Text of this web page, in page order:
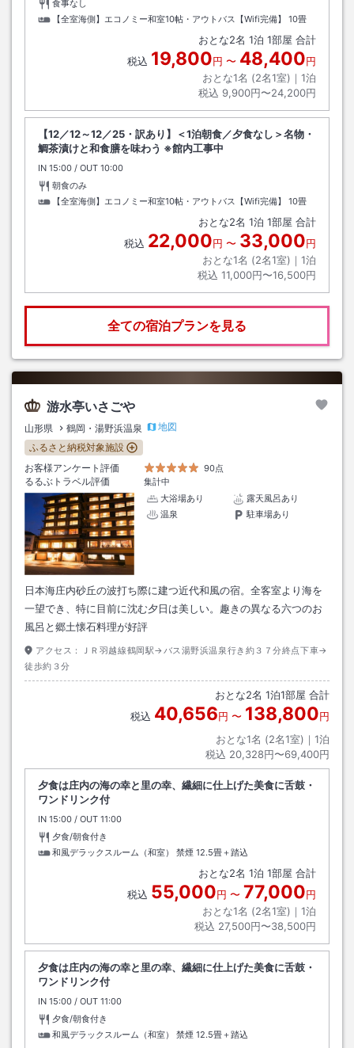
食事なし
【全室海側】エコノミー和室10帖・アウトバス【Wifi完備】
10畳
おとな2名 1泊 1部屋 合計
税込 19,800円 〜 48,400円
おとな1名 (2名1室)｜ 1泊
税込 9,900円〜24,200円
【12／12～12／25・訳あり】＜1泊朝食／夕食なし＞名物・
鯛茶漬けと和食膳を味わう ※館内工事中
IN チェックイン
15:00 / OUT チェックアウト
10:00
朝食のみ
【全室海側】エコノミー和室10帖・アウトバス【Wifi完備】
10畳
おとな2名 1泊 1部屋 合計
税込 22,000円 〜 33,000円
おとな1名 (2名1室)｜ 1泊
税込 11,000円〜16,500円
全ての宿泊プランを見る
游水亭いさごや
山形県 鶴岡・湯野浜温泉
地図
ふるさと納税対象施設
お客様アンケート評価
90点
るるぶトラベル評価
集計中
大浴場あり
露天風呂あり
温泉
駐車場あり
日本海庄内砂丘の波打ち際に建つ近代和風の宿。全客室より海を
一望でき、特に目前に沈む夕日は美しい。趣きの異なる六つのお
風呂と郷土懐石料理が好評
アクセス：
ＪＲ羽越線鶴岡駅→バス湯野浜温泉行き約３７分終点下車→
徒歩約３分
おとな2名 1泊1部屋 合計
税込 40,656円 〜 138,800円
おとな1名 (2名1室)｜ 1泊
税込 20,328円〜69,400円
夕食は庄内の海の幸と里の幸、繊細に仕上げた美食に舌鼓・
ワンドリンク付
IN チェックイン
15:00 / OUT チェックアウト
11:00
夕食/朝食付き
和風デラックスルーム（和室） 禁煙 12.5畳＋踏込
おとな2名 1泊 1部屋 合計
税込 55,000円 〜 77,000円
おとな1名 (2名1室)｜ 1泊
税込 27,500円〜38,500円
夕食は庄内の海の幸と里の幸、繊細に仕上げた美食に舌鼓・
ワンドリンク付
IN チェックイン
15:00 / OUT チェックアウト
11:00
夕食/朝食付き
和風デラックスルーム（和室） 禁煙 12.5畳＋踏込